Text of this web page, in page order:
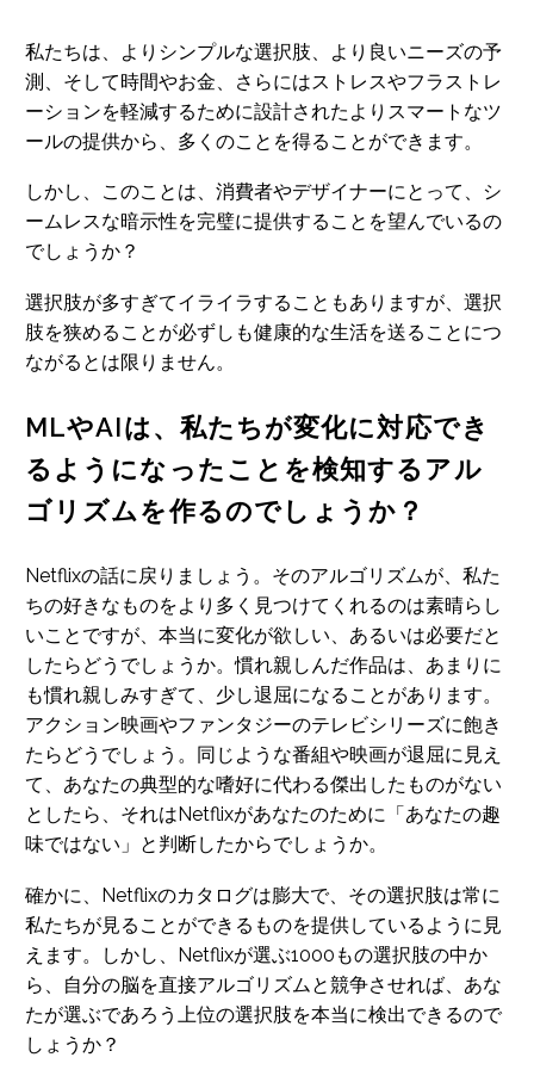
私たちは、よりシンプルな選択肢、より良いニーズの予
測、そして時間やお金、さらにはストレスやフラストレ
ーションを軽減するために設計されたよりスマートなツ
ールの提供から、多くのことを得ることができます。
しかし、このことは、消費者やデザイナーにとって、シ
ームレスな暗示性を完璧に提供することを望んでいるの
でしょうか？
選択肢が多すぎてイライラすることもありますが、選択
肢を狭めることが必ずしも健康的な生活を送ることにつ
ながるとは限りません。
MLやAIは、私たちが変化に対応でき
るようになったことを検知するアル
ゴリズムを作るのでしょうか？
Netflixの話に戻りましょう。そのアルゴリズムが、私た
ちの好きなものをより多く見つけてくれるのは素晴らし
いことですが、本当に変化が欲しい、あるいは必要だと
したらどうでしょうか。慣れ親しんだ作品は、あまりに
も慣れ親しみすぎて、少し退屈になることがあります。
アクション映画やファンタジーのテレビシリーズに飽き
たらどうでしょう。同じような番組や映画が退屈に見え
て、あなたの典型的な嗜好に代わる傑出したものがない
としたら、それはNetflixがあなたのために「あなたの趣
味ではない」と判断したからでしょうか。
確かに、Netflixのカタログは膨大で、その選択肢は常に
私たちが見ることができるものを提供しているように見
えます。しかし、Netflixが選ぶ1000もの選択肢の中か
ら、自分の脳を直接アルゴリズムと競争させれば、あな
たが選ぶであろう上位の選択肢を本当に検出できるので
しょうか？